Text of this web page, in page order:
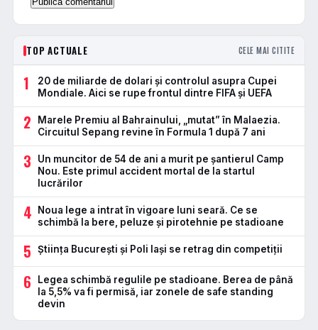
TOP ACTUALE CELE MAI CITITE
1
20 de miliarde de dolari și controlul asupra Cupei
Mondiale. Aici se rupe frontul dintre FIFA și UEFA
2
Marele Premiu al Bahrainului, „mutat” în Malaezia.
Circuitul Sepang revine în Formula 1 după 7 ani
3
Un muncitor de 54 de ani a murit pe șantierul Camp
Nou. Este primul accident mortal de la startul
lucrărilor
4
Noua lege a intrat în vigoare luni seară. Ce se
schimbă la bere, peluze și pirotehnie pe stadioane
5 Știința București și Poli Iași se retrag din competiții
6
Legea schimbă regulile pe stadioane. Berea de până
la 5,5% va fi permisă, iar zonele de safe standing
devin